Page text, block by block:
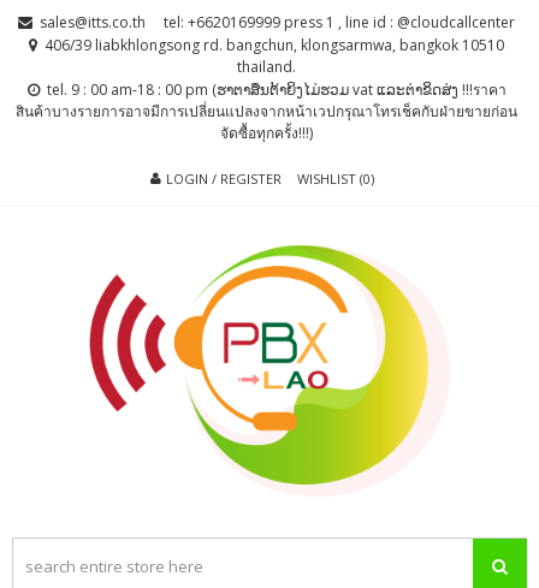
Skip
Skip sales@itts.co.th
tel: +6620169999 press 1 , line id : @cloudcallcenter
406/39 liabkhlongsong rd. bangchun, klongsarmwa, bangkok 10510
thailand.
tel. 9 : 00 am-18 : 00 pm (ຮາຕາສຶນຕ້າຍິງໄມ່ຮວມ vat ແລະຕ່າຂິດສ່ງ !!!ราคา
สินค้าบางรายการอาจมีการเปลี่ยนแปลงจากหน้าเวปกรุณาโทรเช็คกับฝ่ายขายก่อน
จัดซื้อทุกครั้ง!!!)
LOGIN / REGISTER WISHLIST (0)
PBX LAO, IP-
PBX LAO,